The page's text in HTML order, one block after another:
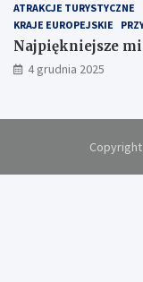
ATRAKCJE TURYSTYCZNE
KRAJE EUROPEJSKIE
Najpiękniejsze
4 grudnia 2025